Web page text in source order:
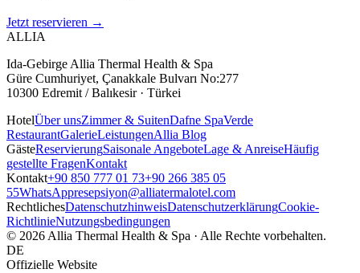
Jetzt reservieren →
ALLIA
Ida-Gebirge Allia Thermal Health & Spa
Güre Cumhuriyet, Çanakkale Bulvarı No:277
10300 Edremit / Balıkesir · Türkei
HotelÜber unsZimmer & SuitenDafne SpaVerde
RestaurantGalerieLeistungenAllia Blog
GästeReservierungSaisonale AngeboteLage & AnreiseHäufig
gestellte FragenKontakt
Kontakt+90 850 777 01 73+90 266 385 05
55WhatsAppresepsiyon@alliatermalotel.com
RechtlichesDatenschutzhinweisDatenschutzerklärungCookie-
RichtlinieNutzungsbedingungen
© 2026 Allia Thermal Health & Spa · Alle Rechte vorbehalten.
DE
Offizielle Website